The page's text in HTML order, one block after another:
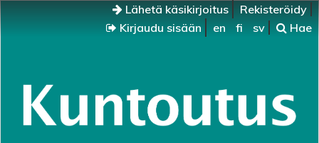
Lähetä käsikirjoitus
Rekisteröidy
Kirjaudu sisään
en fi sv Hae